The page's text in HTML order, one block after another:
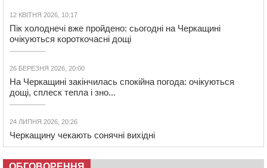
12 КВІТНЯ 2026, 10:17
Пік холоднечі вже пройдено: сьогодні на Черкащині
очікуються короткочасні дощі
26 БЕРЕЗНЯ 2026, 20:00
На Черкащині закінчилась спокійна погода: очікуються
дощі, сплеск тепла і зно...
24 ЛИПНЯ 2026, 20:26
Черкащину чекають сонячні вихідні